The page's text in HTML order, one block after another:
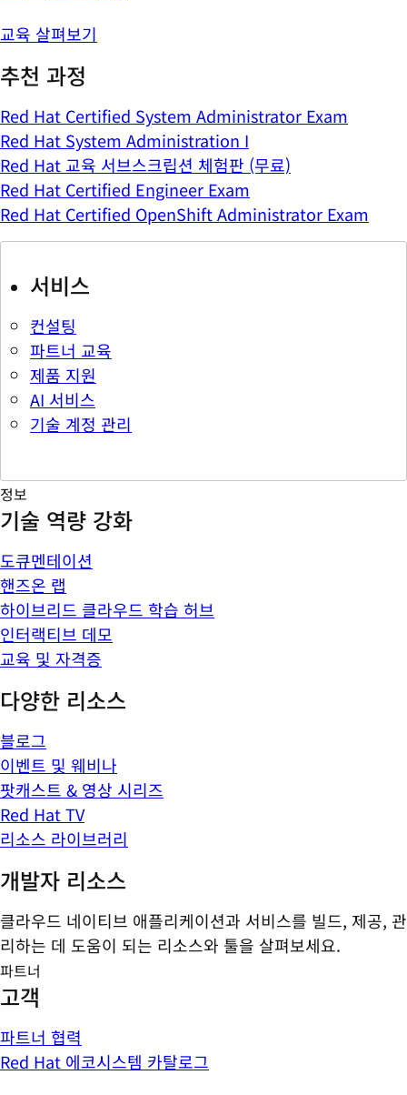
교육 살펴보기
추천 과정
Red Hat Certified System Administrator Exam
Red Hat System Administration I
Red Hat 교육 서브스크립션 체험판 (무료)
Red Hat Certified Engineer Exam
Red Hat Certified OpenShift Administrator Exam
서비스
컨설팅
파트너 교육
제품 지원
AI 서비스
기술 계정 관리
정보
기술 역량 강화
도큐멘테이션
핸즈온 랩
하이브리드 클라우드 학습 허브
인터랙티브 데모
교육 및 자격증
다양한 리소스
블로그
이벤트 및 웨비나
팟캐스트 & 영상 시리즈
Red Hat TV
리소스 라이브러리
개발자 리소스
클라우드 네이티브 애플리케이션과 서비스를 빌드, 제공, 관
리하는 데 도움이 되는 리소스와 툴을 살펴보세요.
파트너
고객
파트너 협력
Red Hat 에코시스템 카탈로그